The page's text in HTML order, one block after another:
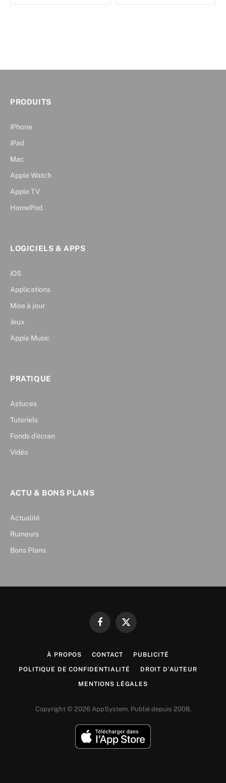
PRODUITS
iPhone
iPad
Mac
Apple Watch
Apple TV
HomePod
LOGICIELS & APPS
iOS
Applications
Mise à jour
Jeux
Apple Music
PRATIQUE
Astuces
Tutoriels
Fonds d’écran
Vidéo
ACTU & BONS PLANS
Actualité
Rumeurs
Bons Plans
FacebookX
À PROPOS CONTACT PUBLICITÉ
POLITIQUE DE CONFIDENTIALITÉ DROIT D’AUTEUR
MENTIONS LÉGALES
Copyright © 2026 AppSystem. Publié depuis 2008.